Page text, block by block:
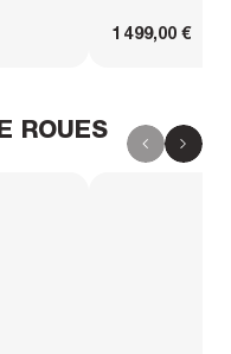
1 499,00 €
ROUES